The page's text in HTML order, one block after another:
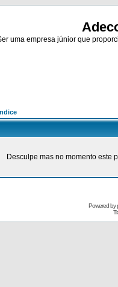
uma empresa júnior que
Desculpe mas no momento este
Powered by